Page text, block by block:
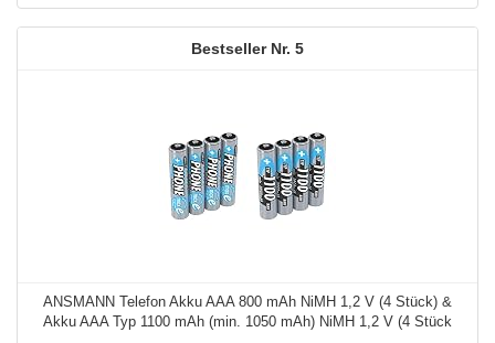
5
ANSMANN Telefon Akku AAA 800 mAh NiMH 1,2 V (4 Stück) &
Akku AAA Typ 1100 mAh (min. 1050 mAh) NiMH 1,2 V (4 Stück